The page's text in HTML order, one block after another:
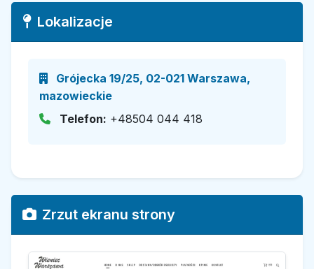
Lokalizacje
Grójecka 19/25, 02-021 Warszawa,
mazowieckie
Telefon: +48504 044 418
Zrzut ekranu strony